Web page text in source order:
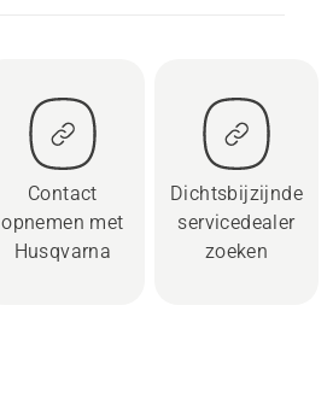
Contact
opnemen met
Husqvarna
Dichtsbijzijnde
servicedealer
zoeken